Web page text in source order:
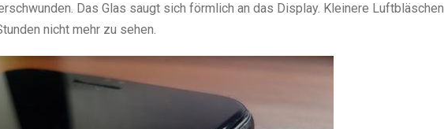
Das Glas saugt sich förmlich an das Display. Kleinere Luftbläschen
nicht mehr zu sehen.